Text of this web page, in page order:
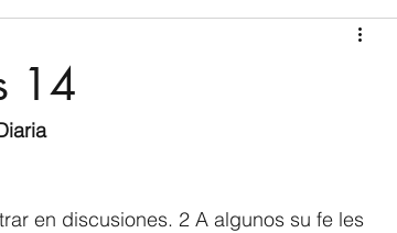
Galatians/Gálatas
2 Timoteo Titus/Tito Philemon/Filemon
14
en discusiones. 2 A algunos su fe les